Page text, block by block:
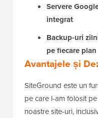
Servere
integrat
Backup-uri
pe fiecare plan
Avantajele și
SiteGround este un
pe care l-am folosit
noastre site-uri,